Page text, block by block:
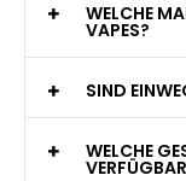
WELCHE
VAPES?
SIND
WELCHE